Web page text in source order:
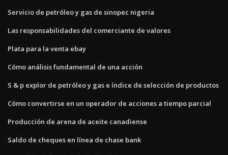
Servicio de petróleo y gas de sinopec nigeria
Las responsabilidades del comerciante de valores
Plata para la venta ebay
Cómo análisis fundamental de una acción
S & p explor de petróleo y gas e índice de selección de productos
Cómo convertirse en un operador de acciones a tiempo parcial
Producción de arena de aceite canadiense
Saldo de cheques en línea de chase bank